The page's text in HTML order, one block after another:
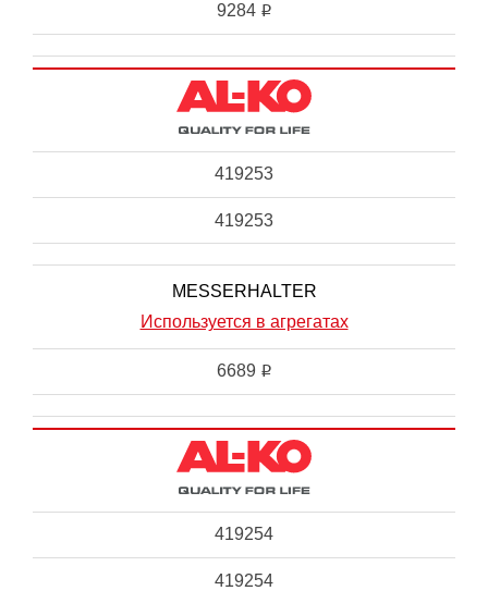
9284 i
419253
419253
MESSERHALTER
Используется в агрегатах
6689 i
419254
419254